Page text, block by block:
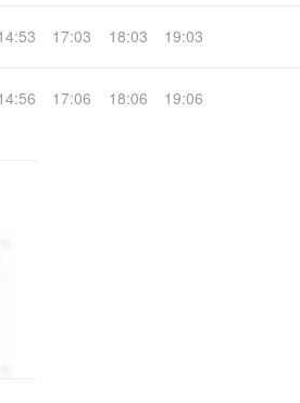
17:03 18:03 19:03
17:06 18:06 19:06